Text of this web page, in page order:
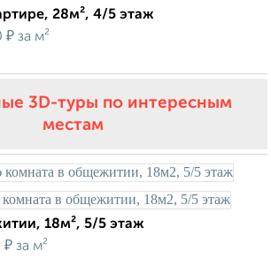
28м², 4/5 этаж
₽ за м²
3D-туры по интересным
местам
18м², 5/5 этаж
₽ за м²